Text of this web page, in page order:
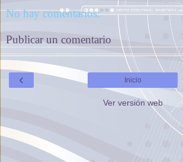
No hay comentarios:
Publicar un comentario
‹ Inicio
Ver versión web